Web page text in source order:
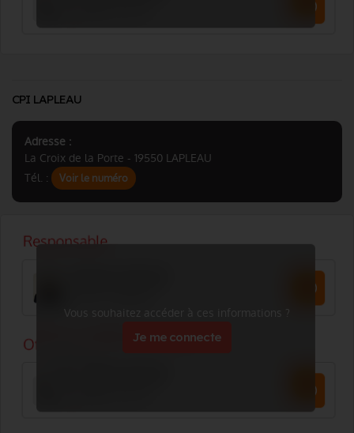
CPI LAPLEAU
Adresse :
La Croix de la Porte - 19550 LAPLEAU
Tél. :
Voir le numéro
Vous souhaitez accéder à ces informations ?
Je me connecte